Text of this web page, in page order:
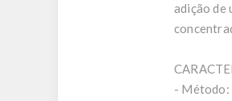
adição de
- Método: